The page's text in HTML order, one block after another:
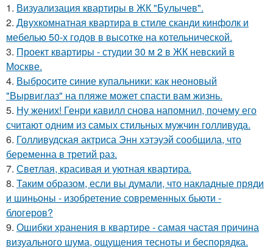
1. Визуализация квартиры в ЖК "Булычев".
2. Двухкомнатная квартира в стиле сканди кинфолк и
мебелью 50-х годов в высотке на котельнической.
3. Проект квартиры - студии 30 м 2 в ЖК невский в
Москве.
4. Выбросите синие купальники: как неоновый
"Вырвиглаз" на пляже может спасти вам жизнь.
5. Ну жених! Генри кавилл снова напомнил, почему его
считают одним из самых стильных мужчин голливуда.
6. Голливудская актриса Энн хэтэуэй сообщила, что
беременна в третий раз.
7. Светлая, красивая и уютная квартира.
8. Таким образом, если вы думали, что накладные пряди
и шиньоны - изобретение современных бьюти -
блогеров?
9. Ошибки хранения в квартире - самая частая причина
визуального шума, ощущения тесноты и беспорядка.